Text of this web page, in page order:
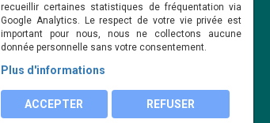
recueillir certaines statistiques de fréquentation via
Google Analytics. Le respect de votre vie privée est
important pour nous, nous ne collectons aucune
donnée personnelle sans votre consentement.
Plus d'informations
ACCEPTER REFUSER